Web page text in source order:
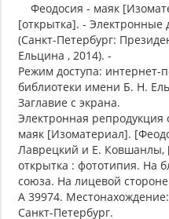
Феодосия - маяк
[открытка]. -
(Санкт-Петербург:
Ельцина , 2014). -
Режим доступа: интернет-
библиотеки имени Б. Н.
Заглавие с экрана.
Электронная репродукция
маяк [Изоматериал].
Лаврецкий и Е. Ковшанлы,
открытка : фототипия. На
союза. На лицевой
А 39974.
Санкт-Петербург.